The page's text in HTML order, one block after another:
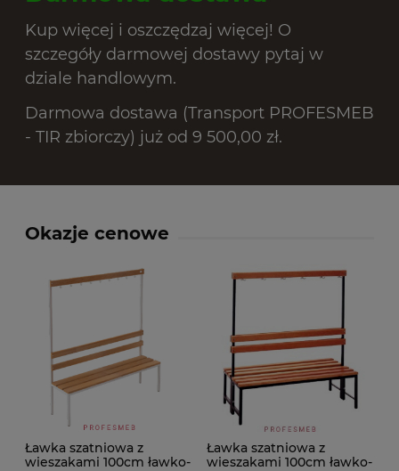
Kup więcej i oszczędzaj więcej! O
szczegóły darmowej dostawy pytaj w
dziale handlowym.
Darmowa dostawa (Transport PROFESMEB
- TIR zbiorczy) już od 9 500,00 zł.
Okazje cenowe
Ławka szatniowa z
wieszakami 100cm ławko-
Ławka szatniowa z
wieszakami 100cm ławko-